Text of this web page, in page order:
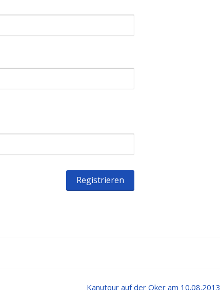
Kanutour auf der Oker am 10.08.2013